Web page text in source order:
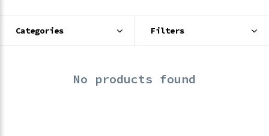
Categories Filters
No products found